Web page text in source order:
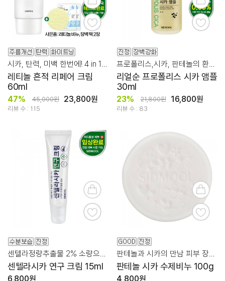
레티놀 흔적 리페어 크림
60ml
47% 45,000원 23,800원
리뷰 수 : 115
프로폴리스,시카, 판테놀의 환상적 시너지!
리얼순 프로폴리스 시카 앰플
30ml
23% 21,800원 16,800원
리뷰 수 : 83
센텔라시카 연구 크림 15ml
6,800원
판테놀과 시카의 만남 피부 장벽과 진정 클렌징 케어!
판테놀 시카 수제비누 100g
4,800원